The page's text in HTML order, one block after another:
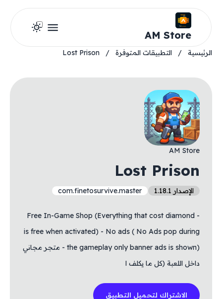
AM Store
الرئيسية / التطبيقات المتوفرة /
Lost Prison
AM Store
Lost Prison
الإصدار 1.18.1 com.finetosurvive.master
- Free In-Game Shop (Everything that cost diamond
is free when activated) - No ads ( No Ads pop during
the gameplay only banner ads is shown) - متجر مجاني
داخل اللعبة (كل ما يكلف ا
الاشتراك لتحميل التطبيق